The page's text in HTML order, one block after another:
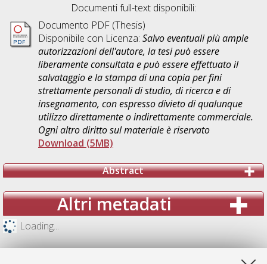
Documenti full-text disponibili:
Documento PDF (Thesis)
Disponibile con Licenza: Salvo eventuali più ampie
autorizzazioni dell'autore, la tesi può essere
liberamente consultata e può essere effettuato il
salvataggio e la stampa di una copia per fini
strettamente personali di studio, di ricerca e di
insegnamento, con espresso divieto di qualunque
utilizzo direttamente o indirettamente commerciale.
Ogni altro diritto sul materiale è riservato
Download (5MB)
Abstract
Altri metadati
Loading...